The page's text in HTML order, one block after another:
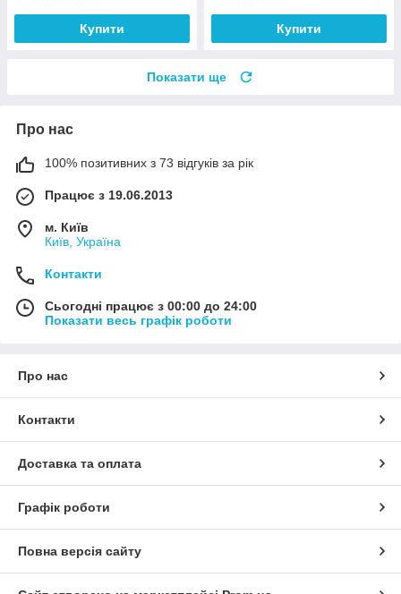
Купити Купити
Показати ще
Про нас
100% позитивних з 73 відгуків за рік
Працює з 19.06.2013
м. Київ
Київ, Україна
Контакти
Сьогодні працює з 00:00 до 24:00
Показати весь графік роботи
Про нас
Контакти
Доставка та оплата
Графік роботи
Повна версія сайту